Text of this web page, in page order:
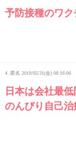
予防接種のワク
4. 匿名 2019/05/31(金) 08:16:06
日本は会社最
のんびり自己